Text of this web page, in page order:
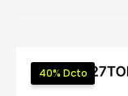
40% Dcto